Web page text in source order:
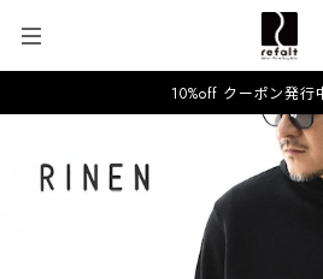
10%off クーポン発行